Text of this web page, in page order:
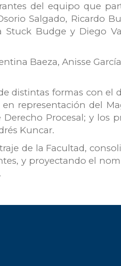
del equipo que
Salgado, Ricardo
Stuck Budge y Diego
Baeza, Anisse
distintas formas con el
representación del
Procesal; y los
Kuncar.
de la Facultad,
y proyectando el